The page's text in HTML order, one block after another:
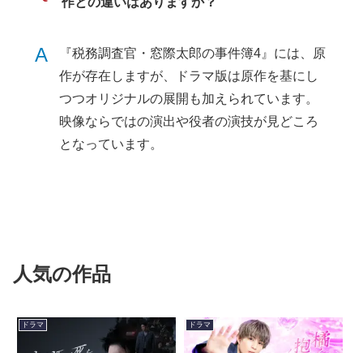
A
『税務調査官・窓際太郎の事件簿4』には、原
作が存在しますが、ドラマ版は原作を基にし
つつオリジナルの展開も加えられています。
映像ならではの演出や役者の演技が見どころ
となっています。
人気の作品
ドラマ ドラマ